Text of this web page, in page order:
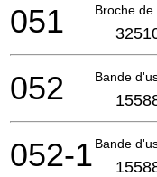
Broche
051
Bande
052
Bande
052-1